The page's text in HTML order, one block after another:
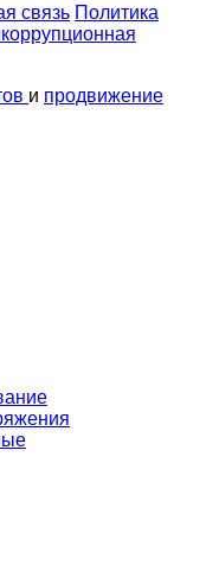
связь Политика
и продвижение